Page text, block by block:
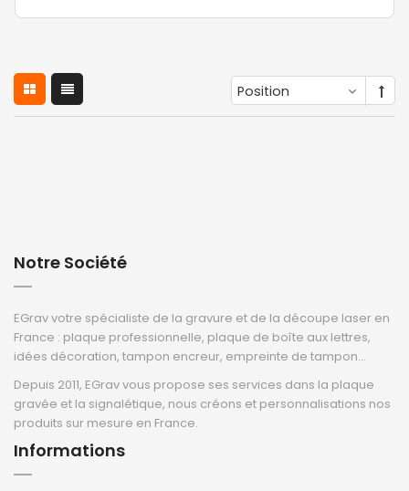
Notre Société
EGrav votre spécialiste de la gravure et de la découpe laser en
France : plaque professionnelle, plaque de boîte aux lettres,
idées décoration, tampon encreur, empreinte de tampon...
Depuis 2011, EGrav vous propose ses services dans la plaque
gravée et la signalétique, nous créons et personnalisations nos
produits sur mesure en France.
Informations